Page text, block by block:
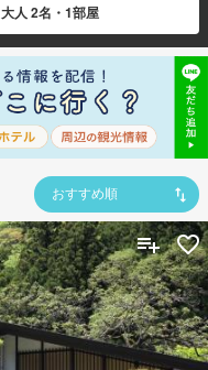
大人 2名・1部屋
おすすめ順